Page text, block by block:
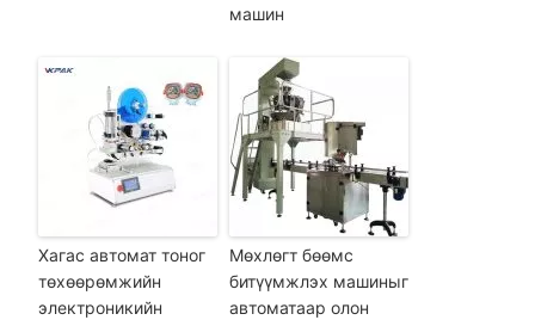
машин
Хагас автомат тоног
төхөөрөмжийн
электроникийн
Мөхлөгт бөөмс
битүүмжлэх машиныг
автоматаар олон